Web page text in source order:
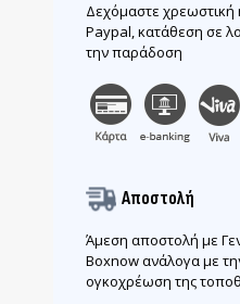
Δεχόμαστε χρεωστική
Paypal, κατάθεση σε
την παράδοση
Αποστολή
Άμεση αποστολή με
Boxnow ανάλογα με
ογκοχρέωση της